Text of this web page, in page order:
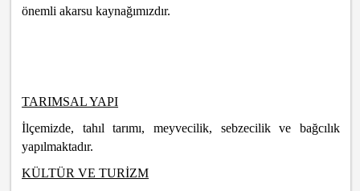
önemli akarsu kaynağımızdır.
TARIMSAL YAPI
İlçemizde, tahıl tarımı, meyvecilik, sebzecilik ve bağcılık
yapılmaktadır.
KÜLTÜR VE TURİZM